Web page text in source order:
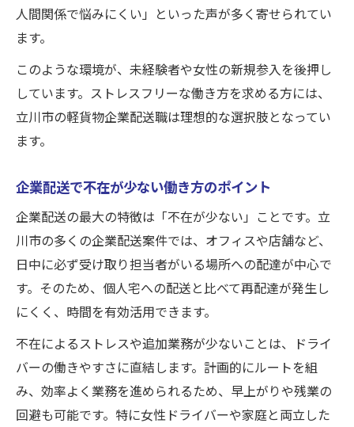
人間関係で悩みにくい」といった声が多く寄せられてい
ます。
このような環境が、未経験者や女性の新規参入を後押し
しています。ストレスフリーな働き方を求める方には、
立川市の軽貨物企業配送職は理想的な選択肢となってい
ます。
企業配送で不在が少ない働き方のポイント
企業配送の最大の特徴は「不在が少ない」ことです。立
川市の多くの企業配送案件では、オフィスや店舗など、
日中に必ず受け取り担当者がいる場所への配達が中心で
す。そのため、個人宅への配送と比べて再配達が発生し
にくく、時間を有効活用できます。
不在によるストレスや追加業務が少ないことは、ドライ
バーの働きやすさに直結します。計画的にルートを組
み、効率よく業務を進められるため、早上がりや残業の
回避も可能です。特に女性ドライバーや家庭と両立した